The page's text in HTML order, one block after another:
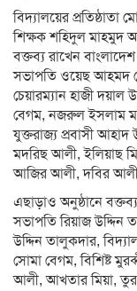
বিদ্যালয়ের
শিক্ষক শহিদুল মাহমুদ
বক্তব্য রাখেন
সভাপতি ওয়েছ আহমদ
চেয়ারম্যান হাজী দয়াল
বেগম, নজরুল ইসলাম
যুক্তরাজ্য প্রবাসী আহাদ
মদরিছ আলী, ইলিয়াছ
আজির আলী, দবির
এছাড়াও অনুষ্ঠানে
সভাপতি রিয়াজ উদ্দিন
উদ্দিন তালুকদার,
সোমা বেগম, বিশিষ্ট
আলী, আখতার মিয়া,